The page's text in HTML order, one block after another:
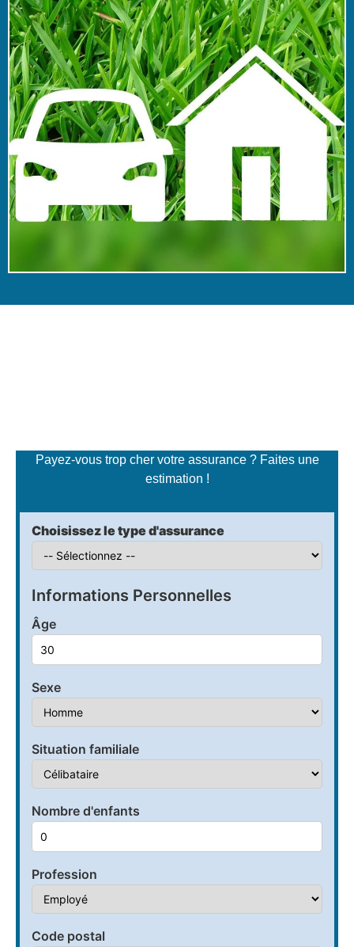
Payez-vous trop cher votre assurance ? Faites une
estimation !
Choisissez le type d'assurance
Informations Personnelles
Âge
Sexe
Situation familiale
Nombre d'enfants
Profession
Code postal